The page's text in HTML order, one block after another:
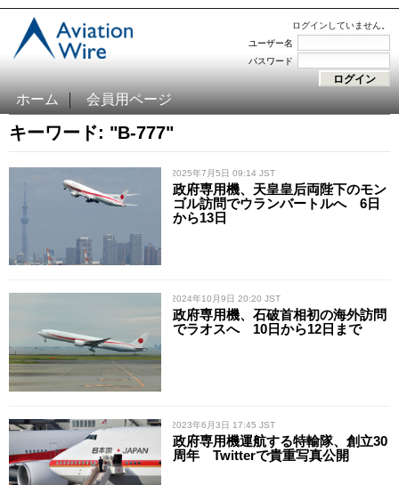
ログインしていません。
ユーザー名
パスワード
ホーム 会員用ページ
キーワード: "B-777"
/ 2025年7月5日 09:14 JST
政府専用機、天皇皇后両陛下のモン
ゴル訪問でウランバートルへ 6日
から13日
/ 2024年10月9日 20:20 JST
政府専用機、石破首相初の海外訪問
でラオスへ 10日から12日まで
/ 2023年6月3日 17:45 JST
政府専用機運航する特輸隊、創立30
周年 Twitterで貴重写真公開